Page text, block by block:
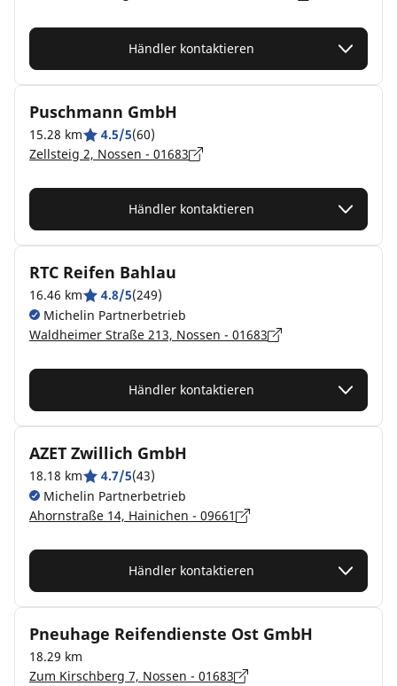
Händler kontaktieren
Puschmann GmbH
15.28 km 4.5/5(60)
Zellsteig 2, Nossen - 01683
Händler kontaktieren
RTC Reifen Bahlau
16.46 km 4.8/5(249)
Michelin Partnerbetrieb
Waldheimer Straße 213, Nossen - 01683
Händler kontaktieren
AZET Zwillich GmbH
18.18 km 4.7/5(43)
Michelin Partnerbetrieb
Ahornstraße 14, Hainichen - 09661
Händler kontaktieren
Pneuhage Reifendienste Ost GmbH
18.29 km
Zum Kirschberg 7, Nossen - 01683